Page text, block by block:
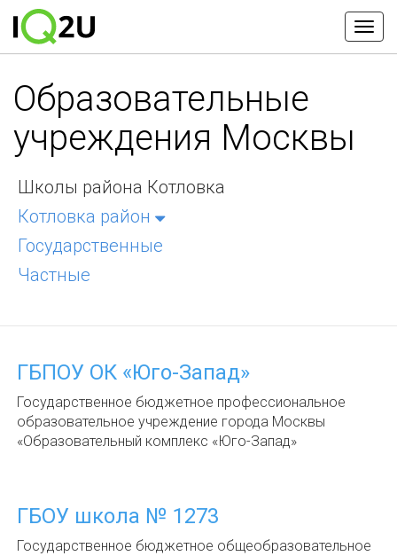
Образовательные
учреждения Москвы
Школы района Котловка
Котловка район
Государственные
Частные
ГБПОУ ОК «Юго-Запад»
Государственное бюджетное профессиональное
образовательное учреждение города Москвы
«Образовательный комплекс «Юго-Запад»
ГБОУ школа № 1273
Государственное бюджетное общеобразовательное